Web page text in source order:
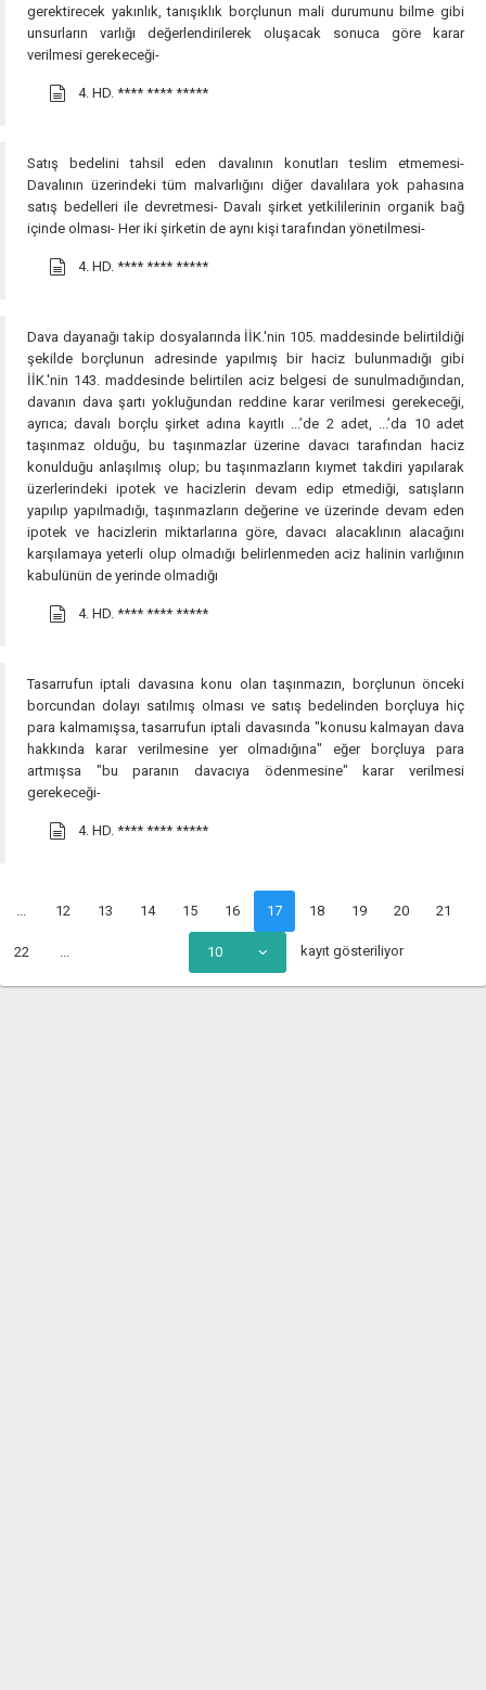
gerektirecek yakınlık, tanışıklık borçlunun mali durumunu bilme gibi
unsurların varlığı değerlendirilerek oluşacak sonuca göre karar
verilmesi gerekeceği-
4. HD. **** **** *****
Satış bedelini tahsil eden davalının konutları teslim etmemesi-
Davalının üzerindeki tüm malvarlığını diğer davalılara yok pahasına
satış bedelleri ile devretmesi- Davalı şirket yetkililerinin organik bağ
içinde olması- Her iki şirketin de aynı kişi tarafından yönetilmesi-
4. HD. **** **** *****
Dava dayanağı takip dosyalarında İİK.'nin 105. maddesinde belirtildiği
şekilde borçlunun adresinde yapılmış bir haciz bulunmadığı gibi
İİK.'nin 143. maddesinde belirtilen aciz belgesi de sunulmadığından,
davanın dava şartı yokluğundan reddine karar verilmesi gerekeceği,
ayrıca; davalı borçlu şirket adına kayıtlı ...’de 2 adet, ...’da 10 adet
taşınmaz olduğu, bu taşınmazlar üzerine davacı tarafından haciz
konulduğu anlaşılmış olup; bu taşınmazların kıymet takdiri yapılarak
üzerlerindeki ipotek ve hacizlerin devam edip etmediği, satışların
yapılıp yapılmadığı, taşınmazların değerine ve üzerinde devam eden
ipotek ve hacizlerin miktarlarına göre, davacı alacaklının alacağını
karşılamaya yeterli olup olmadığı belirlenmeden aciz halinin varlığının
kabulünün de yerinde olmadığı
4. HD. **** **** *****
Tasarrufun iptali davasına konu olan taşınmazın, borçlunun önceki
borcundan dolayı satılmış olması ve satış bedelinden borçluya hiç
para kalmamışsa, tasarrufun iptali davasında "konusu kalmayan dava
hakkında karar verilmesine yer olmadığına" eğer borçluya para
artmışsa "bu paranın davacıya ödenmesine" karar verilmesi
gerekeceği-
4. HD. **** **** *****
... 12 13 14 15 16 17 18 19 20 21
22 ... 10 kayıt gösteriliyor